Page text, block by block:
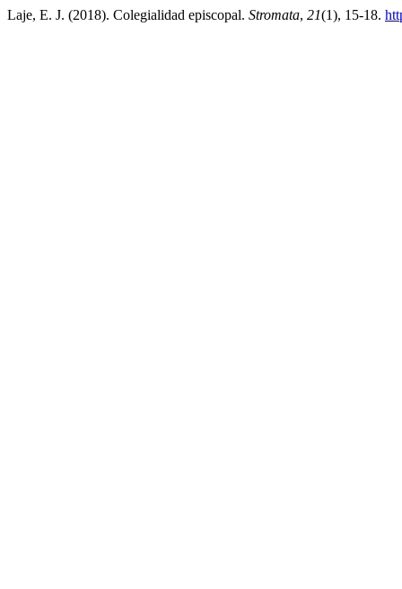
Laje, E. J. (2018). Colegialidad episcopal. Stromata, 21(1), 15-18.